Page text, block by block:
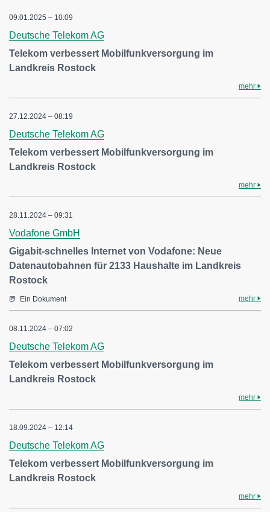
09.01.2025 – 10:09
Deutsche Telekom AG
Telekom verbessert Mobilfunkversorgung im
Landkreis Rostock
mehr
27.12.2024 – 08:19
Deutsche Telekom AG
Telekom verbessert Mobilfunkversorgung im
Landkreis Rostock
mehr
28.11.2024 – 09:31
Vodafone GmbH
Gigabit-schnelles Internet von Vodafone: Neue
Datenautobahnen für 2133 Haushalte im Landkreis
Rostock
Ein Dokument mehr
08.11.2024 – 07:02
Deutsche Telekom AG
Telekom verbessert Mobilfunkversorgung im
Landkreis Rostock
mehr
18.09.2024 – 12:14
Deutsche Telekom AG
Telekom verbessert Mobilfunkversorgung im
Landkreis Rostock
mehr